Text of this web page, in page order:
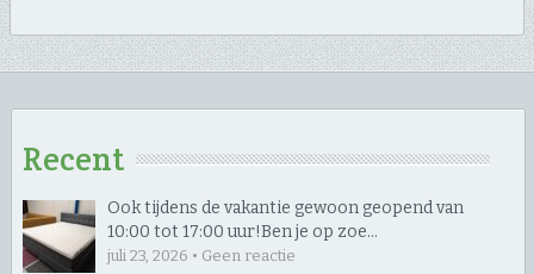
Recent
Ook tijdens de vakantie gewoon geopend van
10:00 tot 17:00 uur! ​Ben je op zoe…
juli 23, 2026 • Geen reactie